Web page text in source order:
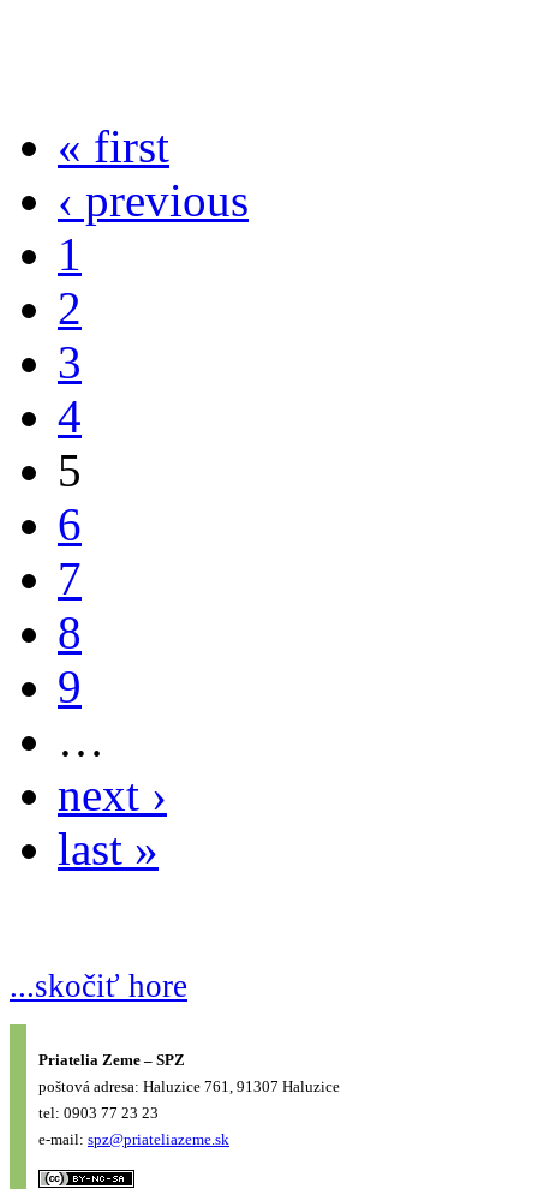
« first
‹ previous
1
2
3
4
5
6
7
8
9
…
next ›
last »
...skočiť hore
Priatelia Zeme – SPZ
poštová adresa: Haluzice 761, 91307 Haluzice
tel: 0903 77 23 23
e-mail: spz@priateliazeme.sk